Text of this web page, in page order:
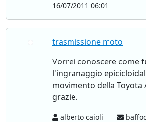
16/07/2011 06:01
trasmissione moto
Vorrei conoscere come
l'ingranaggio
movimento della Toyota
grazie.
alberto caioli